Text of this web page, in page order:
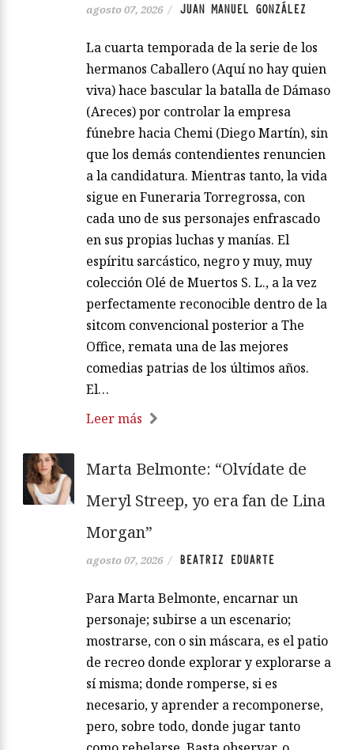
agosto 07, 2026 / JUAN MANUEL GONZÁLEZ
La cuarta temporada de la serie de los
hermanos Caballero (Aquí no hay quien
viva) hace bascular la batalla de Dámaso
(Areces) por controlar la empresa
fúnebre hacia Chemi (Diego Martín), sin
que los demás contendientes renuncien
a la candidatura. Mientras tanto, la vida
sigue en Funeraria Torregrossa, con
cada uno de sus personajes enfrascado
en sus propias luchas y manías. El
espíritu sarcástico, negro y muy, muy
colección Olé de Muertos S. L., a la vez
perfectamente reconocible dentro de la
sitcom convencional posterior a The
Office, remata una de las mejores
comedias patrias de los últimos años.
El…
Leer más
Marta Belmonte: “Olvídate de
Meryl Streep, yo era fan de Lina
Morgan”
agosto 07, 2026 / BEATRIZ EDUARTE
Para Marta Belmonte, encarnar un
personaje; subirse a un escenario;
mostrarse, con o sin máscara, es el patio
de recreo donde explorar y explorarse a
sí misma; donde romperse, si es
necesario, y aprender a recomponerse,
pero, sobre todo, donde jugar tanto